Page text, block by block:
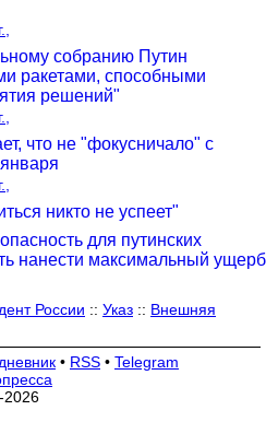
собранию Путин
ракетами, способными
решений"
что не "фокусничало" с
никто не успеет"
для путинских
нанести максимальный ущерб
России :: Указ :: Внешняя
• RSS • Telegram
2026